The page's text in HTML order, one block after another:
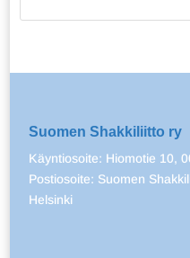
Suomen Shakkiliitto ry
Käyntiosoite: Hiomotie 10,
Postiosoite: Suomen
Helsinki